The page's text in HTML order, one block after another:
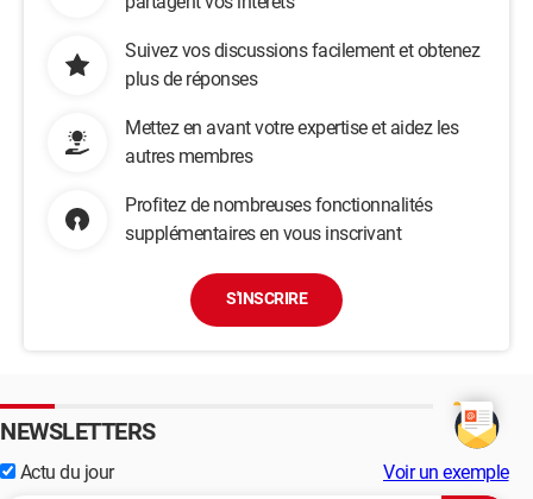
Suivez vos discussions facilement et obtenez
plus de réponses
Mettez en avant votre expertise et aidez les
autres membres
Profitez de nombreuses fonctionnalités
supplémentaires en vous inscrivant
S'INSCRIRE
NEWSLETTERS
Actu du jour Voir un exemple